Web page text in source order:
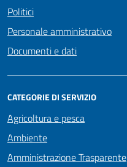
Politici
Personale amministrativo
Documenti e dati
CATEGORIE DI SERVIZIO
Agricoltura e pesca
Ambiente
Amministrazione Trasparente